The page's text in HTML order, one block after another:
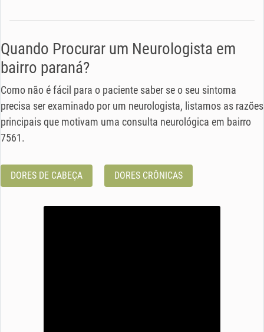
Quando Procurar um Neurologista em
bairro paraná?
Como não é fácil para o paciente saber se o seu sintoma
precisa ser examinado por um neurologista, listamos as razões
principais que motivam uma consulta neurológica em bairro
7561.
DORES DE CABEÇA DORES CRÔNICAS